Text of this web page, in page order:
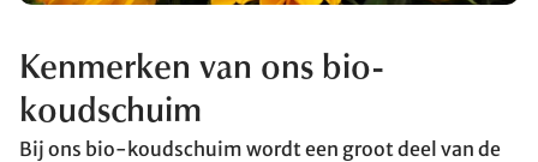
Kenmerken van ons bio-
koudschuim
Bij ons bio-koudschuim wordt een groot deel van de